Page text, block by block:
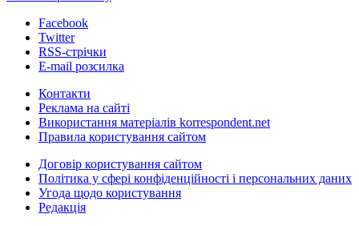
Facebook
Twitter
RSS-стрічки
E-mail розсилка
Контакти
Реклама на сайті
Використання матеріалів korrespondent.net
Правила користування сайтом
Договір користування сайтом
Політика у сфері конфіденційності і персональних даних
Угода щодо користування
Редакція